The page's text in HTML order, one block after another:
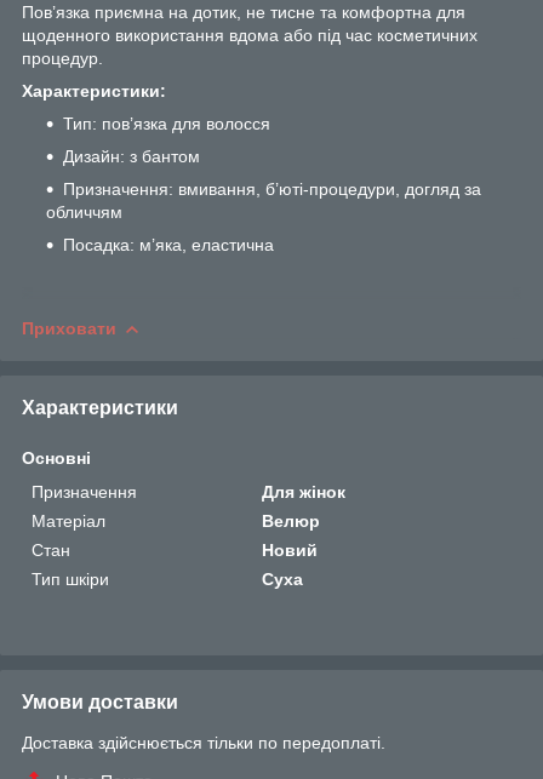
Пов’язка приємна на дотик, не тисне та комфортна для
щоденного використання вдома або під час косметичних
процедур.
Характеристики:
Тип: пов’язка для волосся
Дизайн: з бантом
Призначення: вмивання, б’юті-процедури, догляд за
обличчям
Посадка: м’яка, еластична
Приховати
Характеристики
Основні
Призначення
Для жінок
Матеріал
Велюр
Стан
Новий
Тип шкіри
Суха
Умови доставки
Доставка здійснюється тільки по передоплаті.